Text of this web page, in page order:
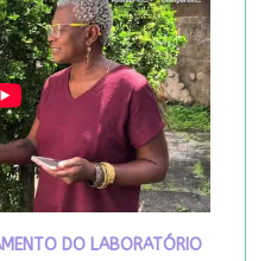
DO LABORATÓRIO